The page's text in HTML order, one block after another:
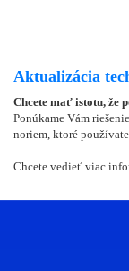
Aktualizácia
Chcete mať istotu, že
Ponúkame Vám
noriem, ktoré používate.
Chcete vedieť viac